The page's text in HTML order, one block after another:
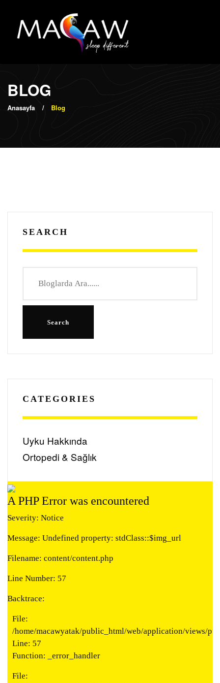
BLOG
Anasayfa Blog
SEARCH
CATEGORIES
Uyku Hakkında
Ortopedi & Sağlık
A PHP Error was encountered
Severity: Notice
Message: Undefined property: stdClass::$img_url
Filename: content/content.php
Line Number: 57
Backtrace:
File:
/home/macawyatak/public_html/web/application/views/
Line: 57
Function: _error_handler
File: